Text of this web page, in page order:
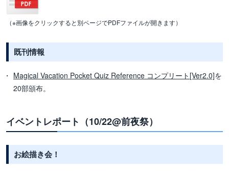
（※画像をクリックすると別ページでPDFファイルが開きます）
既刊情報
Magical Vacation Pocket Quiz Reference コンプリート[Ver2.0]を
20部頒布。
イベントレポート（10/22@前夜祭）
お絵描き会！